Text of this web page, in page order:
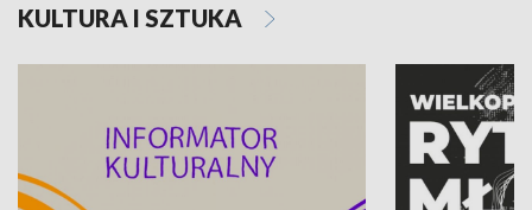
KULTURA I SZTUKA